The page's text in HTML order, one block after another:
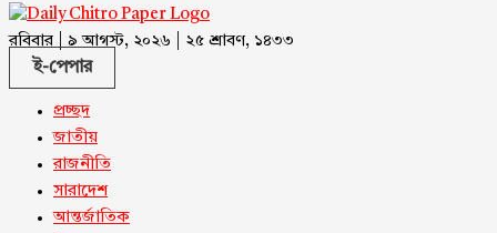
রবিবার | ৯ আগস্ট, ২০২৬ | ২৫ শ্রাবণ, ১৪৩৩
ই-পেপার
প্রচ্ছদ
জাতীয়
রাজনীতি
সারাদেশ
আন্তর্জাতিক